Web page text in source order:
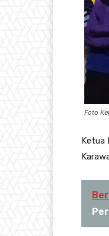
Foto
Ketua